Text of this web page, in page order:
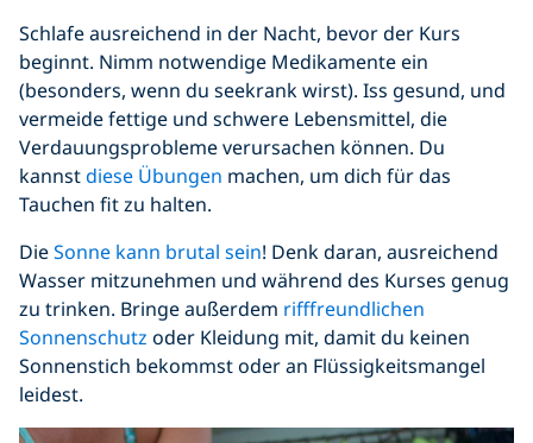
Schlafe ausreichend in der Nacht, bevor der Kurs
beginnt. Nimm notwendige Medikamente ein
(besonders, wenn du seekrank wirst). Iss gesund, und
vermeide fettige und schwere Lebensmittel, die
Verdauungsprobleme verursachen können. Du
kannstdiese Übungen machen, um dich für das
Tauchen fit zu halten.
DieSonne kann brutal sein! Denk daran, ausreichend
Wasser mitzunehmen und während des Kurses genug
zu trinken. Bringe außerdem rifffreundlichen
Sonnenschutz oder Kleidung mit, damit du keinen
Sonnenstich bekommst oder an Flüssigkeitsmangel
leidest.